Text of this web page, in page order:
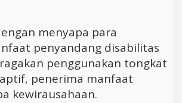
menyapa para
penyandang disabilitas
penggunakan tongkat
penerima manfaat
kewirausahaan.